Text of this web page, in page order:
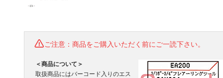
ご注意：商品をご購入いただく前にご一読下さい。
＜商品について＞
取扱商品にはバーコード入りのエス